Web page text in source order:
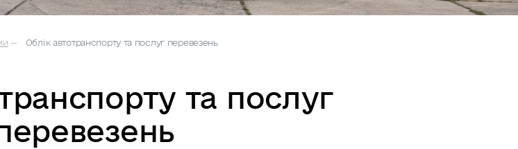
— Облік автотранспорту та послуг перевезень
та послуг